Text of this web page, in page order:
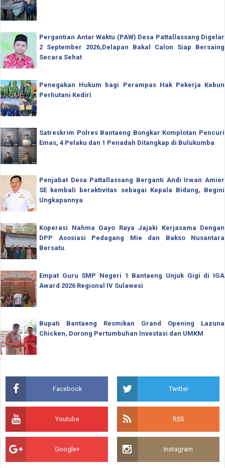
Pergantian Antar Waktu (PAW) Desa Pattallassang Digelar
2 September 2026,Delapan Bakal Calon Siap Bersaing
Secara Sehat
Penegakan Hukum bagi Perampas Hak Pekerja Kebun
Perhutani Kediri
Satreskrim Polres Bantaeng Bongkar Komplotan Pencuri
Emas, 4 Pelaku dan 1 Penadah Ditangkap di Bulukumba
Penjabat Desa Pattallassang Berganti Andi Irwan Amier
SE kembali beraktivitas sebagai Kepala Bidang, Begini
Ungkapannya
Koperasi Nahma Gayo Raya Jajaki Kerjasama Dengan
DPP Asosiasi Pedagang Mie dan Bakso Nusantara
Bersatu.
Empat Guru SMP Negeri 1 Bantaeng Unjuk Gigi di IGA
Award 2026 Regional IV Sulawesi
Bupati Bantaeng Resmikan Grand Opening Lazuna
Chicken, Dorong Pertumbuhan Investasi dan UMKM
Facebook Twitter
Youtube RSS
Google+ Instagram